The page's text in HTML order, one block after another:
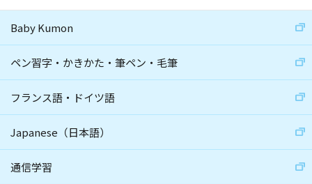
Baby Kumon
ペン習字・かきかた・筆ペン・毛筆
フランス語・ドイツ語
Japanese（日本語）
通信学習